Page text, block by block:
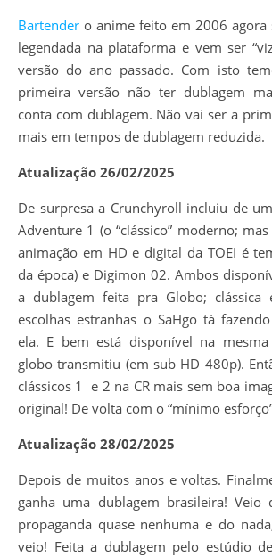
Bartender o anime feito em 2006
legendada na plataforma e vem ser
versão do ano passado. Com isto
primeira versão não ter dublagem
conta com dublagem. Não vai ser a
mais em tempos de dublagem reduzida.
Atualização 26/02/2025
De surpresa a Crunchyroll incluiu de
Adventure 1 (o “clássico” moderno;
animação em HD e digital da TOEI é
da época) e Digimon 02. Ambos
a dublagem feita pra Globo; clássica
escolhas estranhas o SaHgo tá
ela. E bem está disponível na
globo transmitiu (em sub HD 480p).
clássicos 1 e 2 na CR mais sem boa
original! De volta com o “mínimo
Atualização 28/02/2025
Depois de muitos anos e voltas.
ganha uma dublagem brasileira! Veio
propaganda quase nenhuma e do
veio! Feita a dublagem pelo estúdio